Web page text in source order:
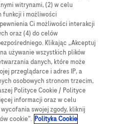
fizyczna -
tak ważna
fizyczna jest tak
aktywność
do utrzymania dobrego
witrynami, (2) w celu
funkcji i możliwości
Ci możliwości interakcji
oraz (4) do celów
Klikając „Akceptuj
używanie wszystkich plików
danych, które może
przeglądarce i adres IP, a
osobowych stronom trzecim,
Polityce Cookie / Polityce
informacji oraz w celu
swojej zgody, kliknij
cookie”. Polityka Cookie